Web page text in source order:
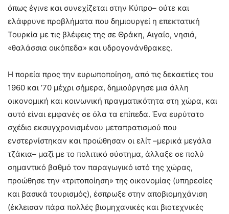
όπως έγινε και συνεχίζεται στην Κύπρο– ούτε και
ελάφρυνε προβλήματα που δημιουργεί η επεκτατική
Τουρκία με τις βλέψεις της σε Θράκη, Αιγαίο, νησιά,
«θαλάσσια οικόπεδα» και υδρογονάνθρακες.
Η πορεία προς την ευρωποποίηση, από τις δεκαετίες του
1960 και ’70 μέχρι σήμερα, δημιούργησε μια άλλη
οικονομική και κοινωνική πραγματικότητα στη χώρα, και
αυτό είναι εμφανές σε όλα τα επίπεδα. Ένα ευρύτατο
σχέδιο εκσυγχρονισμένου μεταπρατισμού που
ενστερνίστηκαν και προώθησαν οι ελίτ –μερικά μεγάλα
τζάκια– μαζί με το πολιτικό σύστημα, άλλαξε σε πολύ
σημαντικό βαθμό τον παραγωγικό ιστό της χώρας,
προώθησε την «τριτοποίηση» της οικονομίας (υπηρεσίες
και βασικά τουρισμός), έσπρωξε στην αποβιομηχάνιση
(έκλεισαν πάρα πολλές βιομηχανικές και βιοτεχνικές